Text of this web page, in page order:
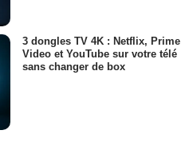
3 dongles TV 4K : Netflix, Prime
Video et YouTube sur votre télé
sans changer de box